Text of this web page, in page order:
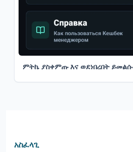
ምትኬ ያስቀምጡ እና ወደነበረበት ይመልሱ
አስፈላጊ